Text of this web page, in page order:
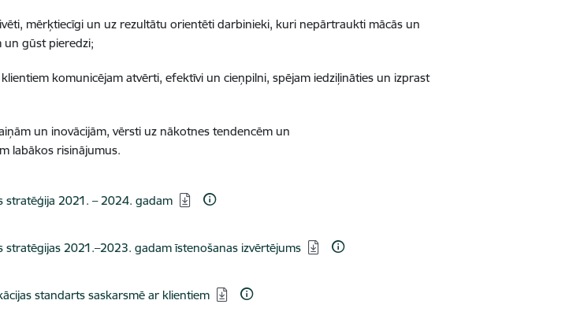
mērķtiecīgi un uz rezultātu orientēti darbinieki, kuri nepārtraukti mācās un
un gūst pieredzi;
komunicējam atvērti, efektīvi un cieņpilni, spējam iedziļināties un izprast
un inovācijām, vērsti uz nākotnes tendencēm un
labākos risinājumus.
stratēģija 2021. – 2024. gadam
stratēgijas 2021.–2023. gadam īstenošanas izvērtējums
standarts saskarsmē ar klientiem